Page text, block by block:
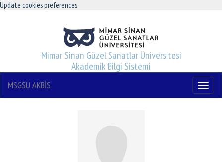
Update cookies preferences
Mimar Sinan Güzel Sanatlar Üniversitesi
Akademik Bilgi Sistemi
Menu
MSGSU AKBİS